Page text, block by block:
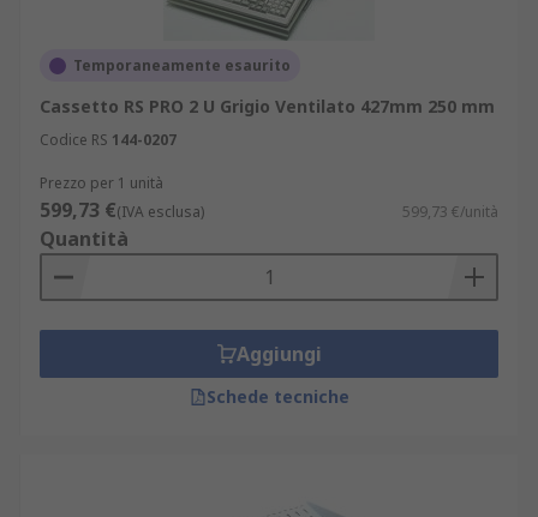
Temporaneamente esaurito
Cassetto RS PRO 2 U Grigio Ventilato 427mm 250 mm
Codice RS 144-0207
Prezzo per 1 unità
599,73 €(IVA esclusa) 599,73 €/unità
Quantità
Aggiungi
Schede tecniche